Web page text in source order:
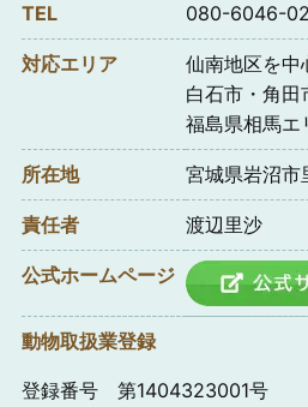
TEL 080-6046-
対応エリア
仙南地区を中
白石市・角田
福島県相馬エ
所在地 宮城県岩沼
責任者 渡辺里沙
公式ホームページ
動物取扱業登録
登録番号 第1404323001号